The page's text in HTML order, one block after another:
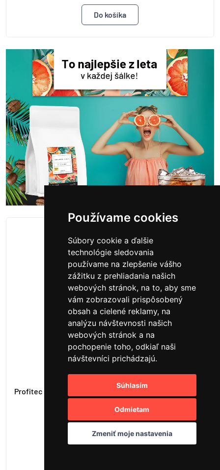
Používame cookies
Súbory cookie a ďalšie
technológie sledovania
používame na zlepšenie vášho
zážitku z prehliadania našich
webových stránok, na to, aby sme
vám zobrazovali prispôsobený
obsah a cielené reklamy, na
analýzu návštevnosti našich
webových stránok a na
pochopenie toho, odkiaľ naši
návštevníci prichádzajú.
Súhlasím
Odmietam
Zmeniť moje nastavenia
Profitec sitko (košík) 16-18g
10,04 €
dočasne vypredané